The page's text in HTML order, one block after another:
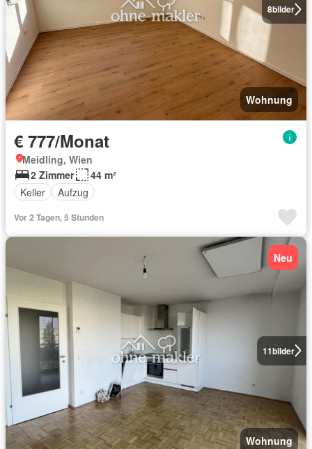
8bilder
Wohnung
€ 777/Monat
Meidling, Wien
2 Zimmer
44 m²
Keller
Aufzug
Vor 2 Tagen, 5 Stunden
11bilder
Neu
Wohnung